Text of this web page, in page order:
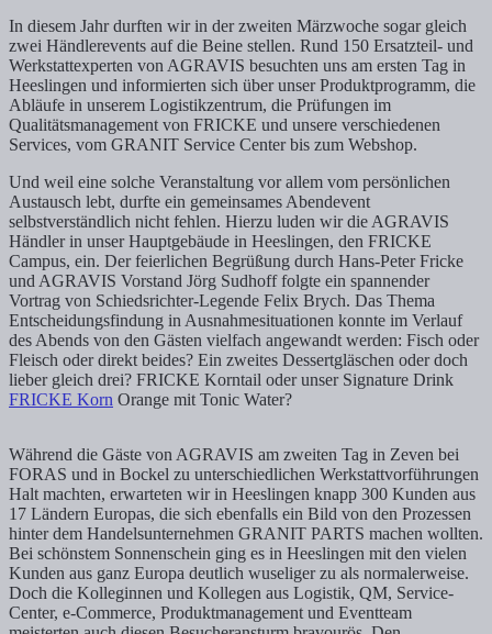
In diesem Jahr durften wir in der zweiten Märzwoche sogar gleich
zwei Händlerevents auf die Beine stellen. Rund 150 Ersatzteil- und
Werkstattexperten von AGRAVIS besuchten uns am ersten Tag in
Heeslingen und informierten sich über unser Produktprogramm, die
Abläufe in unserem Logistikzentrum, die Prüfungen im
Qualitätsmanagement von FRICKE und unsere verschiedenen
Services, vom GRANIT Service Center bis zum Webshop.
Und weil eine solche Veranstaltung vor allem vom persönlichen
Austausch lebt, durfte ein gemeinsames Abendevent
selbstverständlich nicht fehlen. Hierzu luden wir die AGRAVIS
Händler in unser Hauptgebäude in Heeslingen, den FRICKE
Campus, ein. Der feierlichen Begrüßung durch Hans-Peter Fricke
und AGRAVIS Vorstand Jörg Sudhoff folgte ein spannender
Vortrag von Schiedsrichter-Legende Felix Brych. Das Thema
Entscheidungsfindung in Ausnahmesituationen konnte im Verlauf
des Abends von den Gästen vielfach angewandt werden: Fisch oder
Fleisch oder direkt beides? Ein zweites Dessertgläschen oder doch
lieber gleich drei? FRICKE Korntail oder unser Signature Drink
FRICKE Korn Orange mit Tonic Water?
Während die Gäste von AGRAVIS am zweiten Tag in Zeven bei
FORAS und in Bockel zu unterschiedlichen Werkstattvorführungen
Halt machten, erwarteten wir in Heeslingen knapp 300 Kunden aus
17 Ländern Europas, die sich ebenfalls ein Bild von den Prozessen
hinter dem Handelsunternehmen GRANIT PARTS machen wollten.
Bei schönstem Sonnenschein ging es in Heeslingen mit den vielen
Kunden aus ganz Europa deutlich wuseliger zu als normalerweise.
Doch die Kolleginnen und Kollegen aus Logistik, QM, Service-
Center, e-Commerce, Produktmanagement und Eventteam